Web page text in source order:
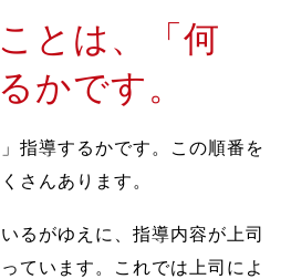
とは、「何
かです。
指導するかです。この順番を
さんあります。
るがゆえに、指導内容が上司
ています。これでは上司によ